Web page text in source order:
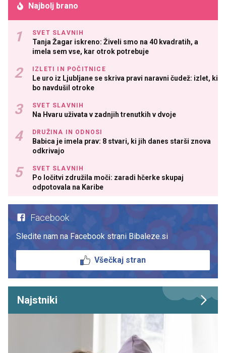
Najbolj brano
SVET SLAVNIH
Tanja Žagar iskreno: Živeli smo na 40 kvadratih, a
imela sem vse, kar otrok potrebuje
IZLETI IN POČITNICE
Le uro iz Ljubljane se skriva pravi naravni čudež: izlet, ki
bo navdušil otroke
SVET SLAVNIH
Na Hvaru uživata v zadnjih trenutkih v dvoje
DRUŽINA IN ODNOSI
Babica je imela prav: 8 stvari, ki jih danes starši znova
odkrivajo
SVET SLAVNIH
Po ločitvi združila moči: zaradi hčerke skupaj
odpotovala na Karibe
Facebook
Sledite nam na Facebook strani Bibaleze.si
Všečkaj stran
Najstniki